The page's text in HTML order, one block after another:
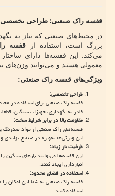
قفسه راک صنعتی؛ طراحی
در محیط‌های صنعتی که نیاز به
بزرگ است، استفاده از قفسه
می‌کند. این قفسه‌ها دارای
معمولی هستند و می‌توانند وزن‌های
ویژگی‌های قفسه راک صنعتی:
طراحی تخصصی:
قفسه راک صنعتی برای استفاده در
قادر به نگهداری تجهیزات سنگین،
مقاومت بالا در برابر شرایط سخت:
قفسه‌های راک صنعتی از مواد ضدزنگ
این ویژگی‌ها به‌ویژه در صنایع تولیدی
ظرفیت بار زیاد:
این قفسه‌ها می‌توانند بارهای سنگین
انبارداری ایجاد کنند.
استفاده در فضای محدود:
قفسه راک صنعتی به شما این امکان
استفاده کنید.